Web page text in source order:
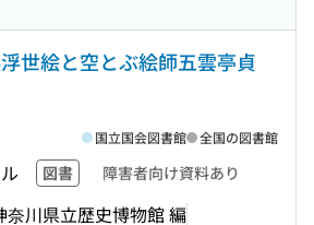
世絵と空とぶ絵師五雲亭貞
図書 障害者向け資料あり
奈川県立歴史博物館 編
国立国会図書館 全国の図書館